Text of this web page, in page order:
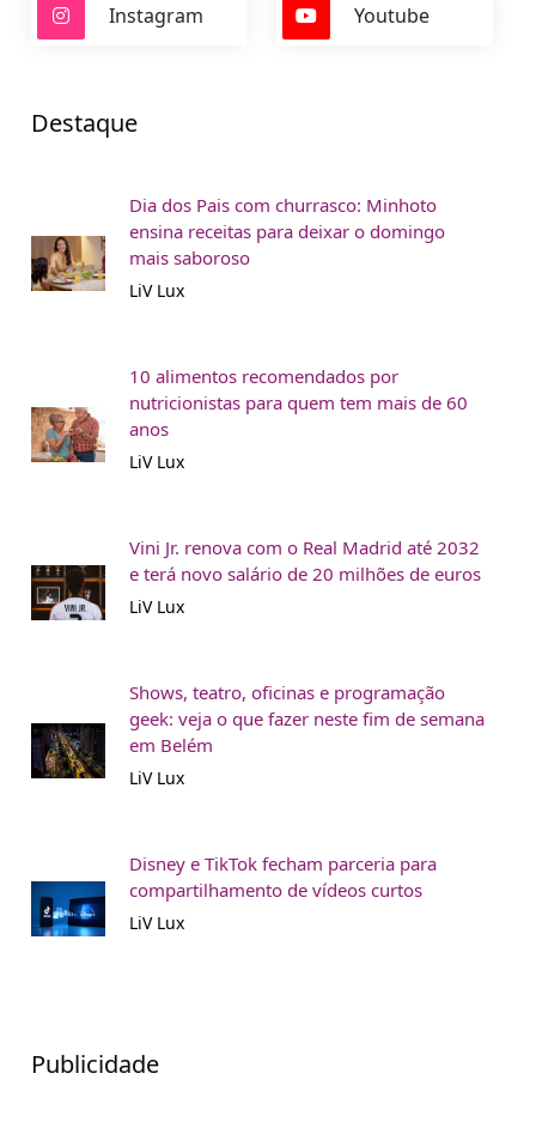
Instagram Youtube
Destaque
Dia dos Pais com churrasco: Minhoto
ensina receitas para deixar o domingo
mais saboroso
LiV Lux
10 alimentos recomendados por
nutricionistas para quem tem mais de 60
anos
LiV Lux
Vini Jr. renova com o Real Madrid até 2032
e terá novo salário de 20 milhões de euros
LiV Lux
Shows, teatro, oficinas e programação
geek: veja o que fazer neste fim de semana
em Belém
LiV Lux
Disney e TikTok fecham parceria para
compartilhamento de vídeos curtos
LiV Lux
Publicidade